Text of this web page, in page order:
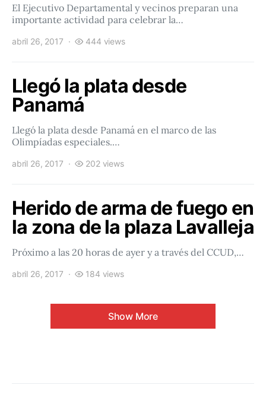
El Ejecutivo Departamental y vecinos preparan una
importante actividad para celebrar la…
abril 26, 2017 444 views
Llegó la plata desde
Panamá
Llegó la plata desde Panamá en el marco de las
Olimpíadas especiales.…
abril 26, 2017 202 views
Herido de arma de fuego en
la zona de la plaza Lavalleja
Próximo a las 20 horas de ayer y a través del CCUD,…
abril 26, 2017 184 views
Show More